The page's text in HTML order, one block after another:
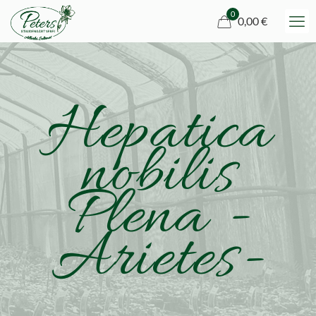
0
0,00 €
Hepatica
nobilis
Plena -
Arietes-